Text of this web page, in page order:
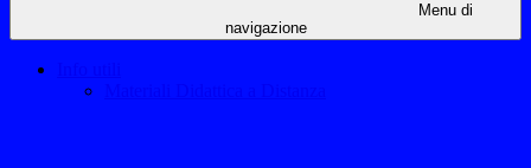
Menu di
navigazione